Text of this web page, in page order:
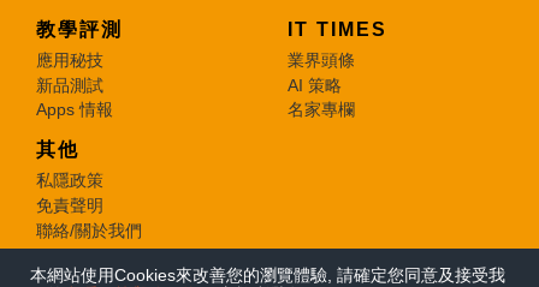
本網站使用Cookies來改善您的瀏覽體驗, 請確定您同意及接受我
教學評測
應用秘技
新品測試
Apps 情報
IT TIMES
業界頭條
AI 策略
名家專欄
其他
私隱政策
免責聲明
聯絡/關於我們
© 2026 e-zone. All Rights Reserved.